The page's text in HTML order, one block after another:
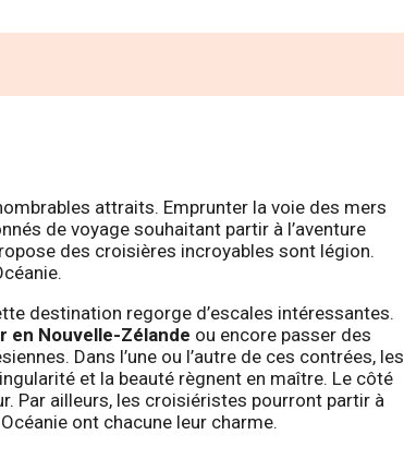
attraits. Emprunter la voie des mers
de voyage souhaitant partir à l’aventure
des croisières incroyables sont légion.
destination regorge d’escales intéressantes.
en Nouvelle-Zélande ou encore passer des
Dans l’une ou l’autre de ces contrées, les
et la beauté règnent en maître. Le côté
Par ailleurs, les croisiéristes pourront partir à
ont chacune leur charme.